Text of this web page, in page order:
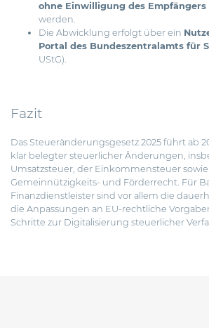
ohne Einwilligung des Empfängers
werden.
Die Abwicklung erfolgt über ein
Portal des Bundeszentralamts für
UStG).
Fazit
Das Steueränderungsgesetz 2025 führt ab
klar belegter steuerlicher Änderungen,
Umsatzsteuer, der Einkommensteuer
Gemeinnützigkeits- und Förderrecht. Für
Finanzdienstleister sind vor allem die
die Anpassungen an EU-rechtliche
Schritte zur Digitalisierung steuerlicher